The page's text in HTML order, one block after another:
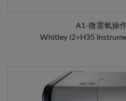
A1-微需氧操
Whitley i2+H35